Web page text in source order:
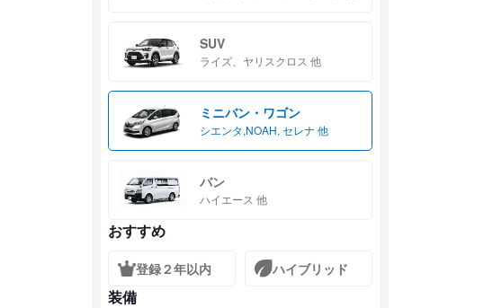
SUV
ライズ、ヤリスクロス 他
ミニバン・ワゴン
シエンタ,NOAH, セレナ 他
バン
ハイエース 他
おすすめ
登録２年以内 ハイブリッド
装備